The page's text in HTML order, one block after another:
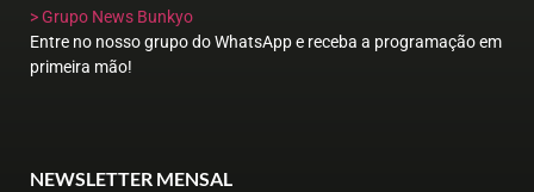
> Grupo News Bunkyo
Entre no nosso grupo do WhatsApp e receba a programação em
primeira mão!
NEWSLETTER MENSAL